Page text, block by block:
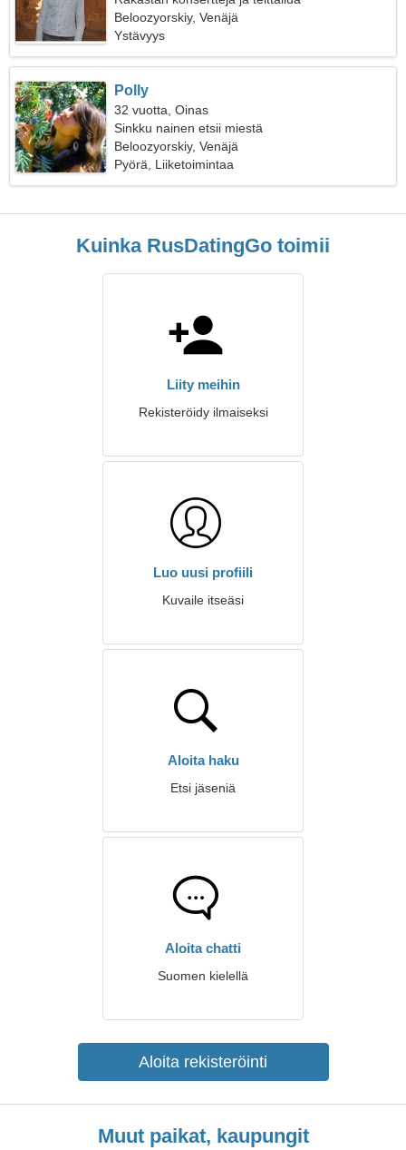
Beloozyorskiy, Venäjä
Ystävyys
Polly
32 vuotta, Oinas
Sinkku nainen etsii miestä
Beloozyorskiy, Venäjä
Pyörä, Liiketoimintaa
Kuinka RusDatingGo toimii
Liity meihin
Rekisteröidy ilmaiseksi
Luo uusi profiili
Kuvaile itseäsi
Aloita haku
Etsi jäseniä
Aloita chatti
Suomen kielellä
Aloita rekisteröinti
Muut paikat, kaupungit